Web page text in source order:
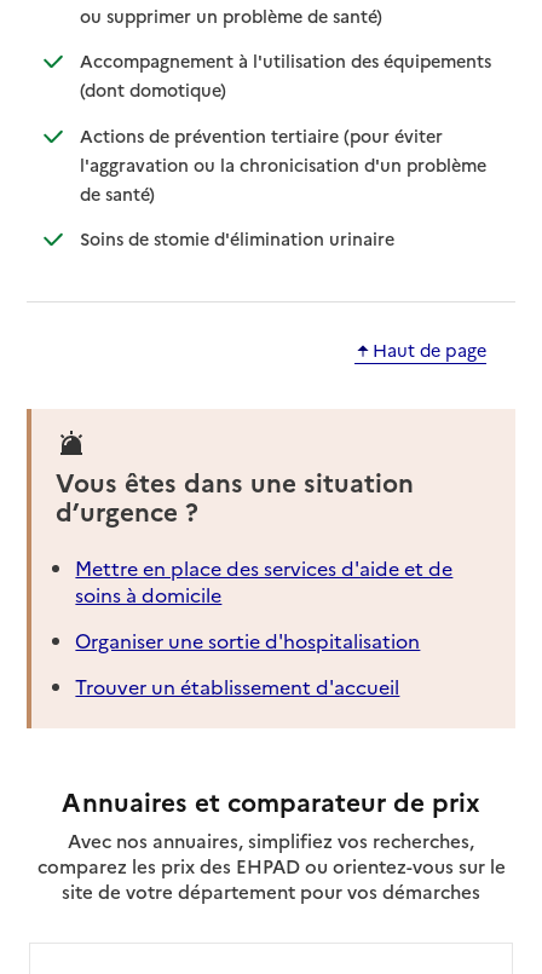
ou supprimer un problème de santé): disponible
: non disponible
Accompagnement à l'utilisation des équipements
(dont domotique): disponible
: non disponible
Actions de prévention tertiaire (pour éviter
l'aggravation ou la chronicisation d'un problème
de santé): disponible
: non disponible
Soins de stomie d'élimination urinaire: disponible
: non disponible
Haut de page
Vous êtes dans une situation
d’urgence ?
Mettre en place des services d'aide et de
soins à domicile
Organiser une sortie d'hospitalisation
Trouver un établissement d'accueil
Annuaires et comparateur de prix
Avec nos annuaires, simplifiez vos recherches,
comparez les prix des EHPAD ou orientez-vous sur le
site de votre département pour vos démarches